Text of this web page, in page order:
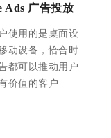
Ads 广告投放
使用的是桌面设
动设备，恰合时
都可以推动用户
价值的客户